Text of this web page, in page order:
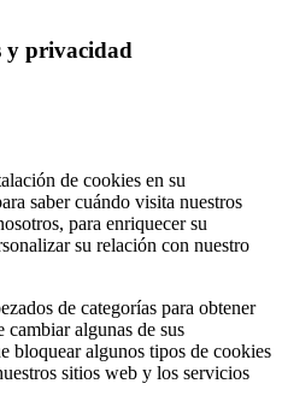
y privacidad
de cookies en su
saber cuándo visita nuestros
para enriquecer su
su relación con nuestro
de categorías para obtener
algunas de sus
bloquear algunos tipos de cookies
sitios web y los servicios